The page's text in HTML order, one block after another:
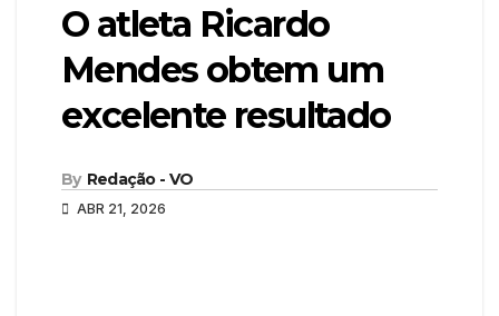
O atleta Ricardo
Mendes obtem um
excelente resultado
By Redação - VO
ABR 21, 2026